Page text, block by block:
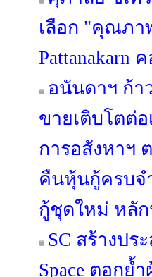
เลือก "คุณภา
Pattanakarn
อนันดาฯ ก้า
ขายเติบโตต่
การอสังหาฯ
คืนหุ้นกู้ครบจ
กู้ชุดใหม่ หลัก
SC สร้างป
Space ตอกย้